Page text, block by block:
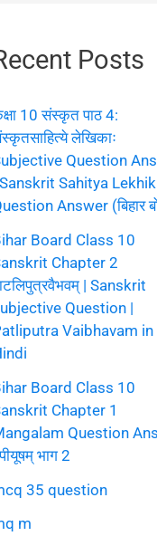
Posts
10 संस्कृत पाठ 4:
लेखिकाः
Question
Sahitya
Answer (बिहार
Board Class 10
Chapter 2
| Sanskrit
Question |
Vaibhavam in
Board Class 10
Chapter 1
Question
भाग 2
35 question
m